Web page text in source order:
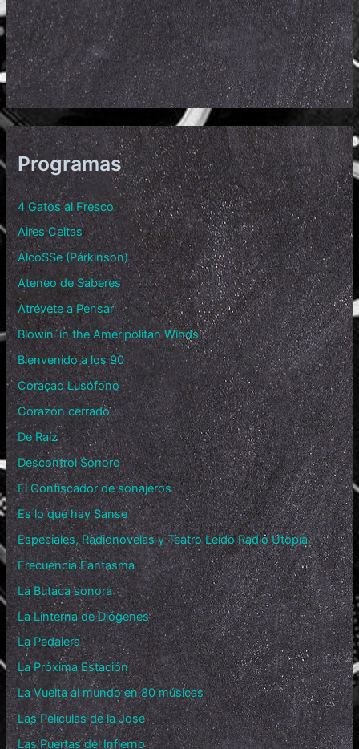
Programas
4 Gatos al Fresco
Aires Celtas
AlcoSSe (Párkinson)
Ateneo de Saberes
Atrévete a Pensar
Blowin´in the Ameripolitan Winds
Bienvenido a los 90
Coraçao Lusófono
Corazón cerrado
De Raíz
Descontrol Sonoro
El Confiscador de sonajeros
Es lo que hay Sanse
Especiales, Radionovelas y Teatro Leído Radio Utopía
Frecuencia Fantasma
La Butaca sonora
La Linterna de Diógenes
La Pedalera
La Próxima Estación
La Vuelta al mundo en 80 músicas
Las Películas de la Jose
Las Puertas del Infierno